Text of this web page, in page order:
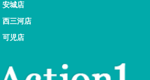
安城店
西三河店
可児店